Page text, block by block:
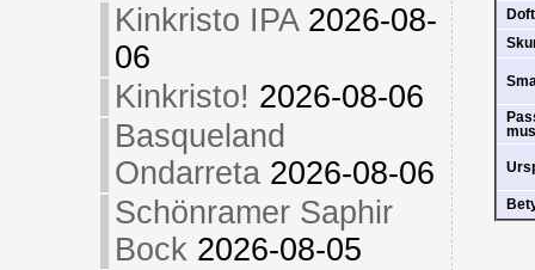
Kinkristo IPA 2026-08-
06
Kinkristo! 2026-08-06
Basqueland
Ondarreta 2026-08-06
Schönramer Saphir
Bock 2026-08-05
Doft